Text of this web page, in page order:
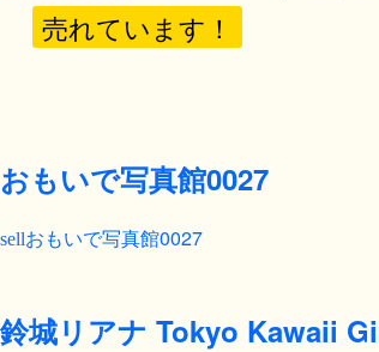
売れています！
おもいで写真館0027
おもいで写真館0027
鈴城リアナ Tokyo Kawaii